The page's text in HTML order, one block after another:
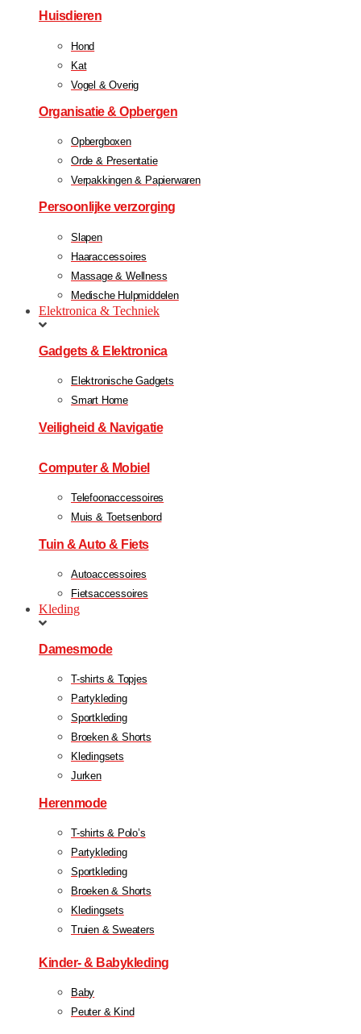
Huisdieren
Hond
Kat
Vogel & Overig
Organisatie & Opbergen
Opbergboxen
Orde & Presentatie
Verpakkingen & Papierwaren
Persoonlijke verzorging
Slapen
Haaraccessoires
Massage & Wellness
Medische Hulpmiddelen
Elektronica & Techniek
Gadgets & Elektronica
Elektronische Gadgets
Smart Home
Veiligheid & Navigatie
Computer & Mobiel
Telefoonaccessoires
Muis & Toetsenbord
Tuin & Auto & Fiets
Autoaccessoires
Fietsaccessoires
Kleding
Damesmode
T-shirts & Topjes
Partykleding
Sportkleding
Broeken & Shorts
Kledingsets
Jurken
Herenmode
T-shirts & Polo’s
Partykleding
Sportkleding
Broeken & Shorts
Kledingsets
Truien & Sweaters
Kinder- & Babykleding
Baby
Peuter & Kind